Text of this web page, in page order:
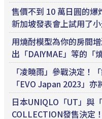
售價不到 10 萬日圓的
新加坡發表會上試用了
用燒酎模型為你的房間
出「DAIYMAE」等的「
「凌曉雨」參戰決定！
「EVO Japan 2023」
日本UNIQLO「UT」與
COLLECTION發售決定